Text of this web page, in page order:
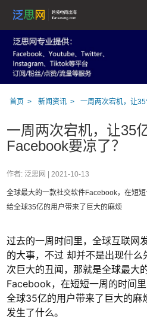
首页 新闻资讯 一周两次宕机，让
一周两次宕机，让35
Facebook要凉了？
作者: 泛思网 | 2021-10-13
全球最大的一款社交软件Facebook，在短
给全球35亿的用户带来了巨大的麻烦
过去的一周时间里，全球互联网
的大事，不过 却并不是出现什
次巨大的丑闻，那就是全球最大
Facebook，在短短一周的时间
全球35亿的用户带来了巨大的麻
发生了什么。